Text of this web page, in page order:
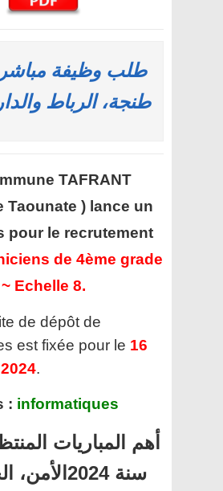
طلب وظيفة
طنجة، الرباط
TAFRANT
Taounate ) lance un
pour le recrutement
de 4ème grade
~ Echelle 8.
de dépôt de
est fixée pour le 16
.
: informatiques
أهم المباريات
سنة